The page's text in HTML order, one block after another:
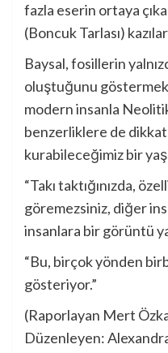
fazla eserin ortaya
(Boncuk Tarlası)
Baysal, fosillerin
oluştuğunu
modern insanla
benzerliklere de
kurabileceğimiz bir
“Takı taktığınızda,
göremezsiniz, diğer
insanlara bir görüntü
“Bu, birçok yönden
gösteriyor.”
(Raporlayan Mert
Düzenleyen: